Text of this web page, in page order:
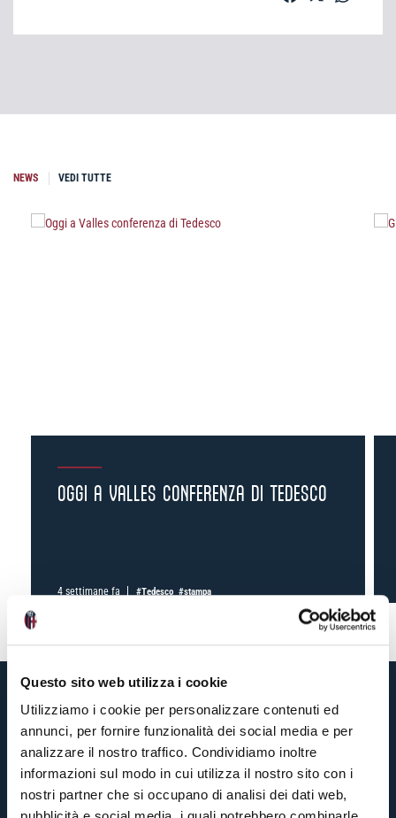
Questo sito web utilizza i cookie
Utilizziamo i cookie per personalizzare contenuti ed
annunci, per fornire funzionalità dei social media e per
analizzare il nostro traffico. Condividiamo inoltre
informazioni sul modo in cui utilizza il nostro sito con i
nostri partner che si occupano di analisi dei dati web,
NEWS VEDI TUTTE
OGGI A VALLES CONFERENZA DI TEDESCO
4 settimane fa #Tedesco #stampa